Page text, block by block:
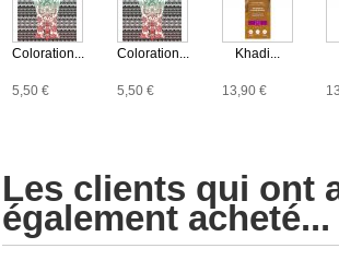
Coloration...
5,50 €
Coloration...
5,50 €
Khadi...
13,90 €
Les clients qui ont
également acheté...